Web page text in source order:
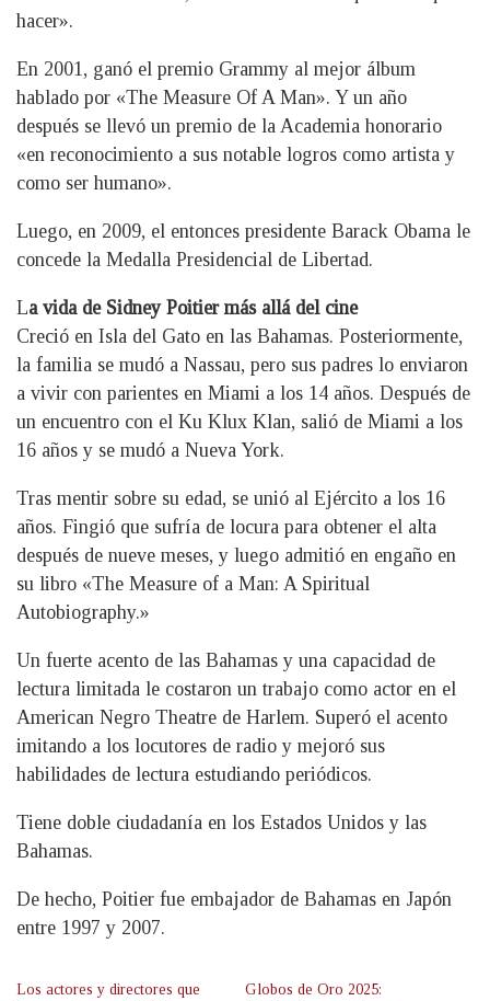
hacer».
En 2001, ganó el premio Grammy al mejor álbum
hablado por «The Measure Of A Man». Y un año
después se llevó un premio de la Academia honorario
«en reconocimiento a sus notable logros como artista y
como ser humano».
Luego, en 2009, el entonces presidente Barack Obama le
concede la Medalla Presidencial de Libertad.
La vida de Sidney Poitier más allá del cine
Creció en Isla del Gato en las Bahamas. Posteriormente,
la familia se mudó a Nassau, pero sus padres lo enviaron
a vivir con parientes en Miami a los 14 años. Después de
un encuentro con el Ku Klux Klan, salió de Miami a los
16 años y se mudó a Nueva York.
Tras mentir sobre su edad, se unió al Ejército a los 16
años. Fingió que sufría de locura para obtener el alta
después de nueve meses, y luego admitió en engaño en
su libro «The Measure of a Man: A Spiritual
Autobiography.»
Un fuerte acento de las Bahamas y una capacidad de
lectura limitada le costaron un trabajo como actor en el
American Negro Theatre de Harlem. Superó el acento
imitando a los locutores de radio y mejoró sus
habilidades de lectura estudiando periódicos.
Tiene doble ciudadanía en los Estados Unidos y las
Bahamas.
De hecho, Poitier fue embajador de Bahamas en Japón
entre 1997 y 2007.
Los actores y directores que
Globos de Oro 2025: